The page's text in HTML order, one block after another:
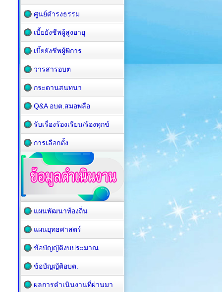
ศูนย์ดำรงธรรม
เบี้ยยังชีพผู้สูงอายุ
เบี้ยยังชีพผู้พิการ
วารสารอบต
กระดานสนทนา
Q&A อบต.สมอพลือ
รับเรื่องร้องเรียน/ร้องทุกข์
การเลือกตั้ง
แผนพัฒนาท้องถิ่น
แผนยุทธศาสตร์
ข้อบัญญัติงบประมาณ
ข้อบัญญัติอบต.
ผลการดำเนินงานที่ผ่านมา